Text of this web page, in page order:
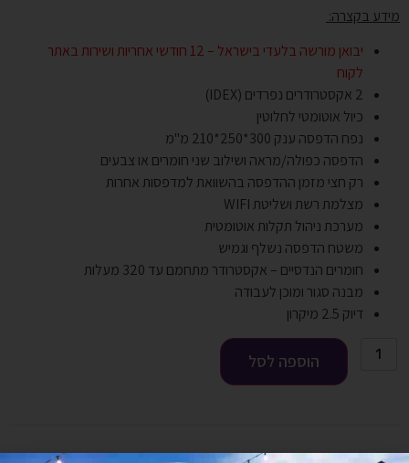
מידע בקצרה:
יבואן מורשה בלעדי בישראל – 12 חודשי אחריות ושירות באתר
לקוח
2 אקסטרודרים נפרדים (IDEX)
כיול אוטומטי לחלוטין
נפח הדפסה ענק 300*250*210 מ"מ
הדפסה כפולה/מראה ושילוב שני חומרים או צבעים
רק חצי מזמן ההדפסה בהשוואת למדפסות אחרות
מצלמת רשת ושליטת WIFI
מערכת ניהול תקלות אוטומטית
משטח הדפסה נשלף וגמיש
חומרים הנדסיים – אקסטרודר מתחמם עד 320 מעלות
מבנה סגור ומוכן לעבודה
דיוק 2.5 מיקרון
הוספה לסל